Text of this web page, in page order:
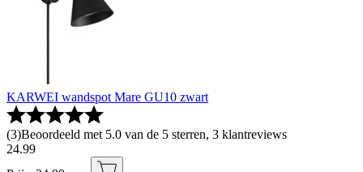
KARWEI wandspot Mare GU10 zwart
(3)Beoordeeld met 5.0 van de 5 sterren, 3 klantreviews
24.99